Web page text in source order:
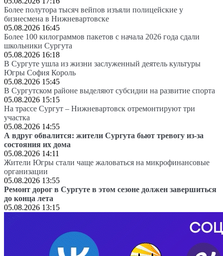
Более полутора тысяч вейпов изъяли полицейские у
бизнесмена в Нижневартовске
05.08.2026 16:45
Более 100 килограммов пакетов с начала 2026 года сдали
школьники Сургута
05.08.2026 16:18
В Сургуте ушла из жизни заслуженный деятель культуры
Югры София Король
05.08.2026 15:45
В Сургутском районе выделяют субсидии на развитие спорта
05.08.2026 15:15
На трассе Сургут – Нижневартовск отремонтируют три
участка
05.08.2026 14:55
А вдруг обвалится: жители Сургута бьют тревогу из-за
состояния их дома
05.08.2026 14:11
Жители Югры стали чаще жаловаться на микрофинансовые
организации
05.08.2026 13:55
Ремонт дорог в Сургуте в этом сезоне должен завершиться
до конца лета
05.08.2026 13:15